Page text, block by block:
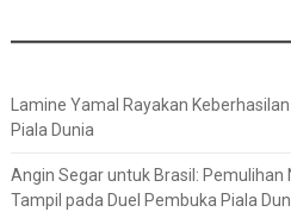
Lamine Yamal Rayakan
Piala Dunia
Angin Segar untuk Brasil: Pemulihan
Tampil pada Duel Pembuka Piala